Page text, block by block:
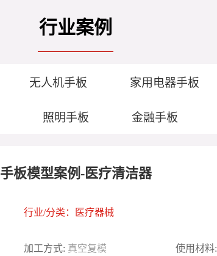
行业案例
无人机手板 家用电器手板
照明手板 金融手板
手板模型案例-医疗清洁器
行业/分类： 医疗器械
加工方式: 真空复模 使用材料: